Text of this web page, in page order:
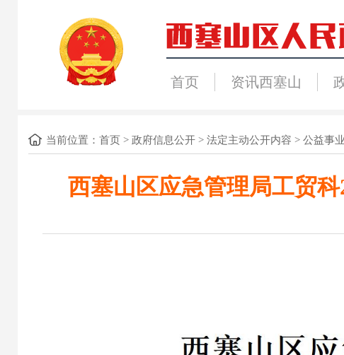
首页 资讯西塞山
当前位置： 首页> 政府信息公开> 法定主动公开内容 > 公益事
西塞山区应急管理局工贸